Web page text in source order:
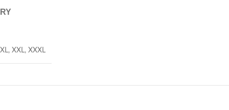
XL, XXL, XXXL